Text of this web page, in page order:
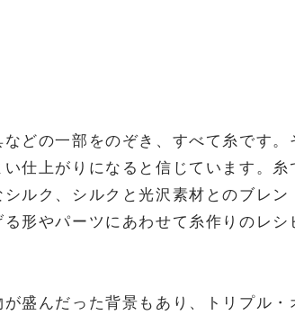
どの一部をのぞき、すべて糸です
仕上がりになると信じています。
ルク、シルクと光沢素材とのブレン
形やパーツにあわせて糸作りのレ
盛んだった背景もあり、トリプル